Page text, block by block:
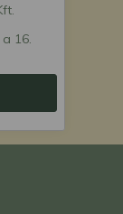
16.